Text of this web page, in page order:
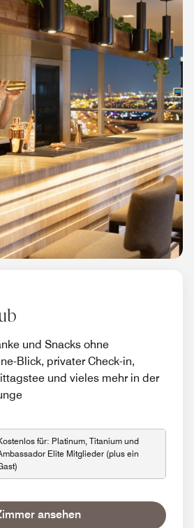
und Snacks ohne
Blick, privater Check-in,
und vieles mehr in der
für: Platinum, Titanium und
Elite Mitglieder (plus ein
ansehen